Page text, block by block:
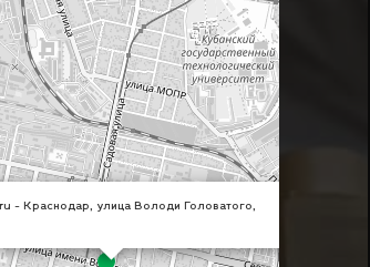
- Краснодар, улица Володи Головатого,